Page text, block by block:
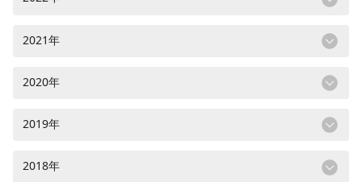
2021年
2020年
2019年
2018年